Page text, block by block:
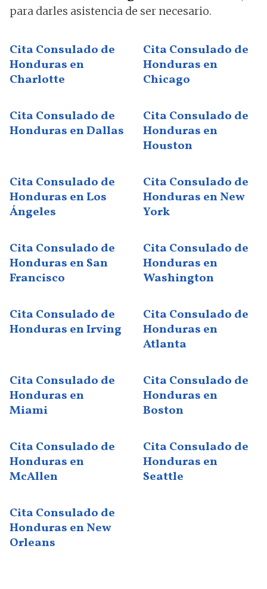
para darles asistencia de ser necesario.
Cita Consulado de
Honduras en
Charlotte
Cita Consulado de
Honduras en
Chicago
Cita Consulado de
Honduras en Dallas
Cita Consulado de
Honduras en
Houston
Cita Consulado de
Honduras en Los
Ángeles
Cita Consulado de
Honduras en New
York
Cita Consulado de
Honduras en San
Francisco
Cita Consulado de
Honduras en
Washington
Cita Consulado de
Honduras en Irving
Cita Consulado de
Honduras en
Atlanta
Cita Consulado de
Honduras en
Miami
Cita Consulado de
Honduras en
Boston
Cita Consulado de
Honduras en
McAllen
Cita Consulado de
Honduras en
Seattle
Cita Consulado de
Honduras en New
Orleans